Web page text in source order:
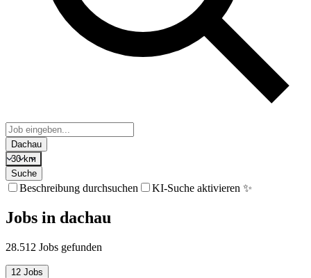
Dachau
30 km
Suche
Beschreibung durchsuchen KI-Suche aktivieren ✨
Jobs in dachau
28.512 Jobs gefunden
12 Jobs